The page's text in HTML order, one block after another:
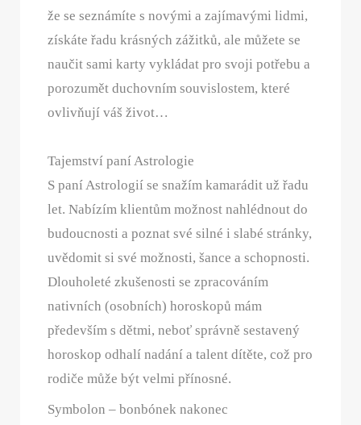
že se seznámíte s novými a zajímavými lidmi,
získáte řadu krásných zážitků, ale můžete se
naučit sami karty vykládat pro svoji potřebu a
porozumět duchovním souvislostem, které
ovlivňují váš život…
Tajemství paní Astrologie
S paní Astrologií se snažím kamarádit už řadu
let. Nabízím klientům možnost nahlédnout do
budoucnosti a poznat své silné i slabé stránky,
uvědomit si své možnosti, šance a schopnosti.
Dlouholeté zkušenosti se zpracováním
nativních (osobních) horoskopů mám
především s dětmi, neboť správně sestavený
horoskop odhalí nadání a talent dítěte, což pro
rodiče může být velmi přínosné.
Symbolon – bonbónek nakonec